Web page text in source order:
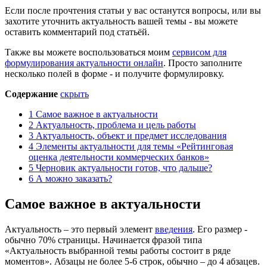
Если после прочтения статьи у вас останутся вопросы, или вы
захотите уточнить актуальность вашей темы - вы можете
оставить комментарий под статьёй.
Также вы можете воспользоваться моим сервисом для
формулирования актуальности онлайн. Просто заполните
несколько полей в форме - и получите формулировку.
Содержание скрыть
1 Самое важное в актуальности
2 Актуальность, проблема и цель работы
3 Актуальность, объект и предмет исследования
4 Элементы актуальности для темы «Рейтинговая
оценка деятельности коммерческих банков»
5 Черновик актуальности готов, что дальше?
6 А можно заказать?
Самое важное в актуальности
Актуальность – это первый элемент введения. Его размер -
обычно 70% страницы. Начинается фразой типа
«Актуальность выбранной темы работы состоит в ряде
моментов». Абзацы не более 5-6 строк, обычно – до 4 абзацев.